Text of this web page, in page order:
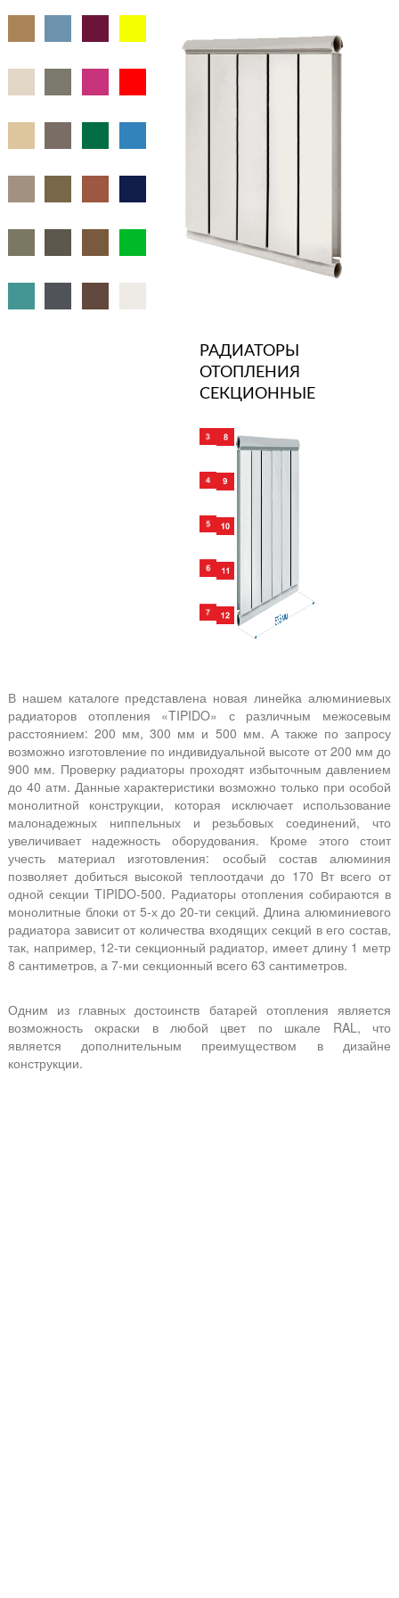
РАДИАТОРЫ
ОТОПЛЕНИЯ
СЕКЦИОННЫЕ
В нашем каталоге представлена новая линейка алюминиевых
радиаторов отопления «TIPIDO» с различным межосевым
расстоянием: 200 мм, 300 мм и 500 мм. А также по запросу
возможно изготовление по индивидуальной высоте от 200 мм до
900 мм. Проверку радиаторы проходят избыточным давлением
до 40 атм. Данные характеристики возможно только при особой
монолитной конструкции, которая исключает использование
малонадежных ниппельных и резьбовых соединений, что
увеличивает надежность оборудования. Кроме этого стоит
учесть материал изготовления: особый состав алюминия
позволяет добиться высокой теплоотдачи до 170 Вт всего от
одной секции TIPIDO-500. Радиаторы отопления собираются в
монолитные блоки от 5-х до 20-ти секций. Длина алюминиевого
радиатора зависит от количества входящих секций в его состав,
так, например, 12-ти секционный радиатор, имеет длину 1 метр
8 сантиметров, а 7-ми секционный всего 63 сантиметров.
Одним из главных достоинств батарей отопления является
возможность окраски в любой цвет по шкале RAL, что
является дополнительным преимуществом в дизайне
конструкции.